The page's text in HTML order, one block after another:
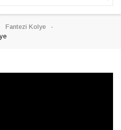
Fantezi Kolye